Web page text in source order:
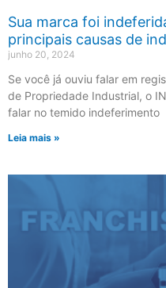
Sua marca foi
principais causas de
junho 20, 2024
Se você já ouviu falar em
de Propriedade Industrial, o
falar no temido indeferimento
Leia mais »